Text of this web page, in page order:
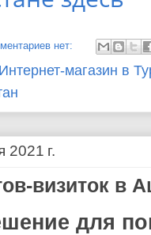
нет:
магазин в
2021 г.
визиток в
для